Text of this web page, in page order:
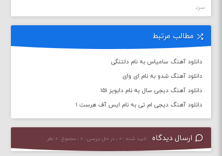
سرد
مطالب مرتبط
دانلود آهنگ سامیاس به نام دلتنگی
دانلود آهنگ شدو به نام ای وای
دانلود آهنگ دیجی سال به نام دابویز ۱۵۱
دانلود آهنگ دیجی ام تی به نام ایس آف هرست ۱
ارسال دیدگاه تایید شده : ۰ ، در حال بررسی : ۰ ، مجموع : ۰ نظر